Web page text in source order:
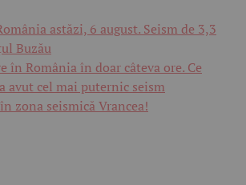
astăzi, 6 august. Seism de 3,3
Buzău
în România în doar câteva ore. Ce
avut cel mai puternic seism
zona seismică Vrancea!